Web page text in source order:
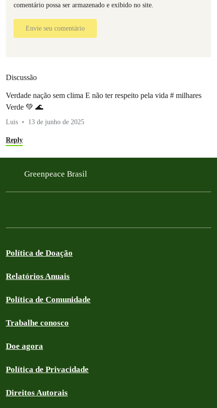
comentário possa ser armazenado e exibido no site.
Envie seu comentário
Discussão
Verdade nação sem clima E não ter respeito pela vida # milhares
Verde 💚 🌊
Luis 13 de junho de 2025
Reply
Greenpeace Brasil
Política de Doação
Relatórios Anuais
Política de Comunidade
Trabalhe conosco
Doe agora
Política de Privacidade
Direitos Autorais